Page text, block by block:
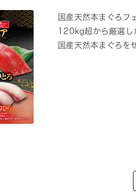
国産天然本まぐろフ
120kg超から厳選し
国産天然本まぐろを